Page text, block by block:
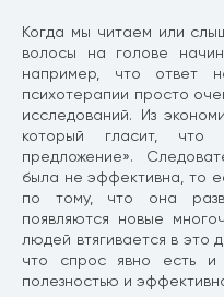
Когда мы читаем или
волосы на голове
например, что ответ
психотерапии просто
исследований. Из
который гласит,
предложение».
была не эффективна, то
по тому, что она
появляются новые
людей втягивается в это
что спрос явно есть и
полезностью и